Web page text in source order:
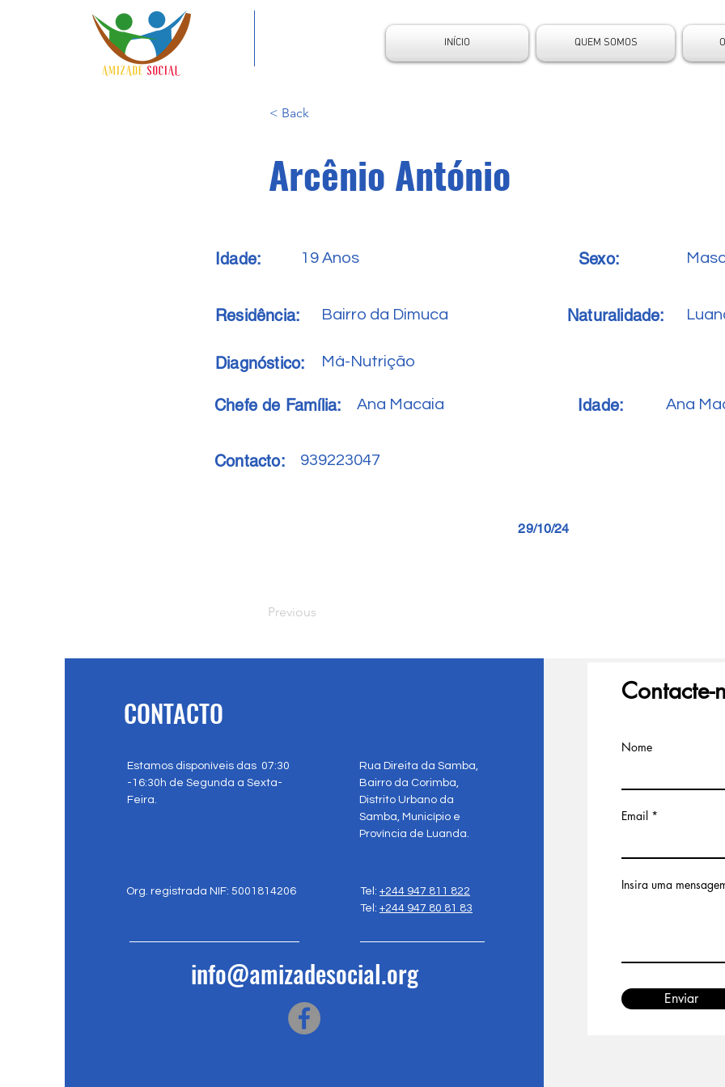
INÍCIO QUEM SOMOS
< Back
Arcênio António
Idade: 19 Anos Sexo:
Residência: Bairro da Dimuca Naturalidade:
Diagnóstico: Má-Nutrição
Chefe de Família: Ana Macaia Idade: Ana
Contacto: 939223047
29/10/24
Previous
CONTACTO
Estamos disponíveis das 07:30
-16:30h de Segunda a Sexta-
Feira.
Rua Direita da Samba,
Bairro da Corimba,
Distrito Urbano da
Samba, Município e
Província de Luanda.
Org. registrada NIF: 5001814206 Tel: +244 947 811 822
Tel: +244 947 80 81 83
info@amizadesocial.org
Contacte-
Nome
Email
Insira uma
Enviar